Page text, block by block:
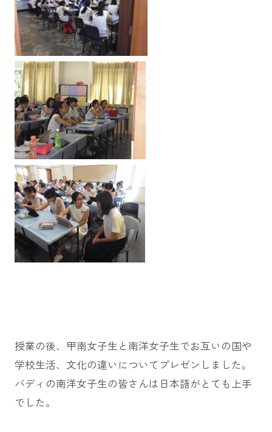
授業の後、甲南女子生と南洋女子生でお互いの国や
学校生活、文化の違いについてプレゼンしました。
バディの南洋女子生の皆さんは日本語がとても上手
でした。